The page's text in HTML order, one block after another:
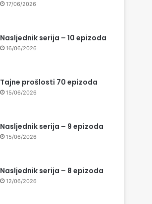
17/06/2026
Nasljednik serija – 10 epizoda
16/06/2026
Tajne prošlosti 70 epizoda
15/06/2026
Nasljednik serija – 9 epizoda
15/06/2026
Nasljednik serija – 8 epizoda
12/06/2026